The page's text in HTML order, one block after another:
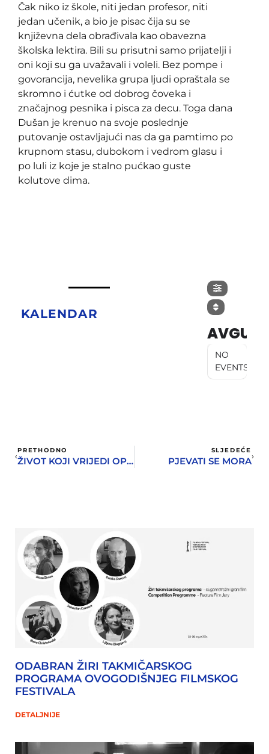
Čak niko iz škole, niti jedan profesor, niti
jedan učenik, a bio je pisac čija su se
književna dela obrađivala kao obavezna
školska lektira. Bili su prisutni samo prijatelji i
oni koji su ga uvažavali i voleli. Bez pompe i
govorancija, nevelika grupa ljudi opraštala se
skromno i ćutke od dobrog čoveka i
značajnog pesnika i pisca za decu. Toga dana
Dušan je krenuo na svoje poslednje
putovanje ostavljajući nas da ga pamtimo po
krupnom stasu, dubokom i vedrom glasu i
po luli iz koje je stalno pućkao guste
kolutove dima.
KALENDAR
AVGUST
NO
EVENTS
PRETHODNO
ŽIVOT KOJI VRIJEDI OPJEVATI
SLJEDEĆE
PJEVATI SE MORA
ODABRAN ŽIRI TAKMIČARSKOG
PROGRAMA OVOGODIŠNJEG FILMSKOG
FESTIVALA
DETALJNIJE